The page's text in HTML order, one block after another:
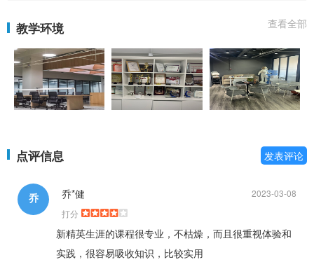
教学环境 查看全部
点评信息 发表评论
乔 2023-03-08
乔*健
打分
新精英生涯的课程很专业，不枯燥，而且很重视体验和
实践，很容易吸收知识，比较实用